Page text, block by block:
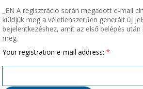
_EN A regisztráció során megadott e-mail
küldjük meg a véletlenszerűen generált új
bejelentkezéshez, amit az első belépés
meg.
Your registration e-mail address: